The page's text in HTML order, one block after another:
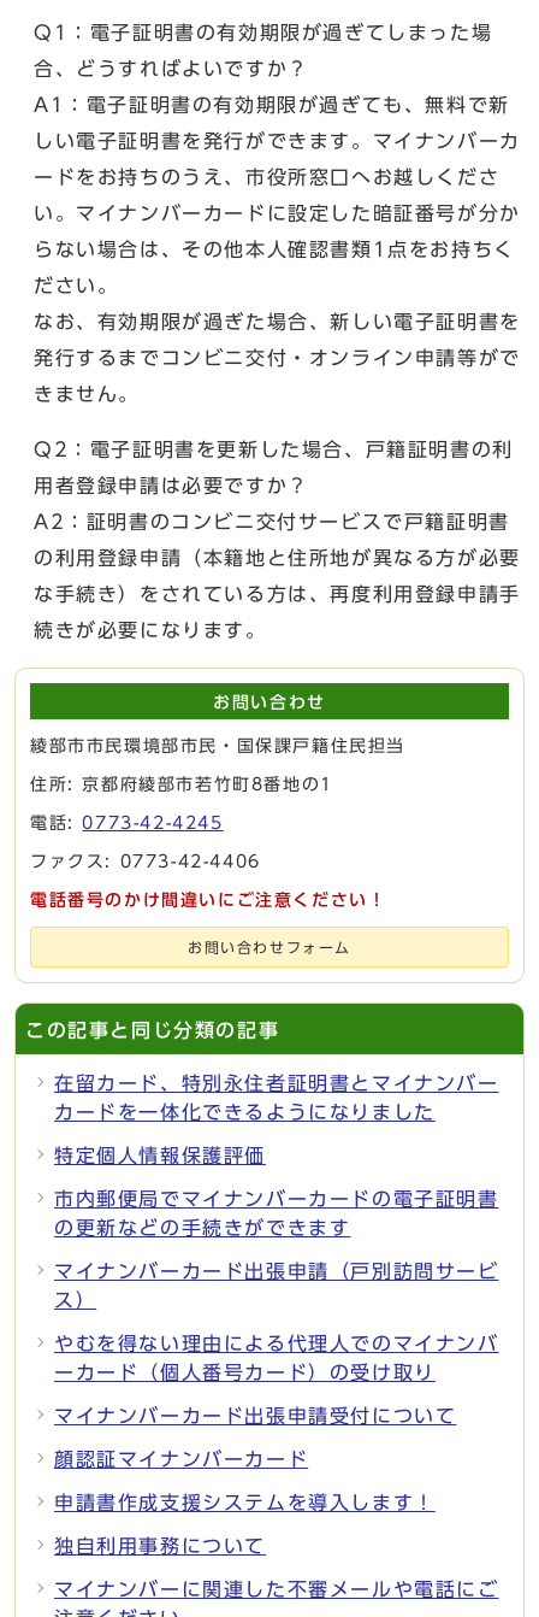
Q1：電子証明書の有効期限が過ぎてしまった場
合、どうすればよいですか？
A1：電子証明書の有効期限が過ぎても、無料で新
しい電子証明書を発行ができます。マイナンバーカ
ードをお持ちのうえ、市役所窓口へお越しくださ
い。マイナンバーカードに設定した暗証番号が分か
らない場合は、その他本人確認書類1点をお持ちく
ださい。
なお、有効期限が過ぎた場合、新しい電子証明書を
発行するまでコンビニ交付・オンライン申請等がで
きません。
Q2：電子証明書を更新した場合、戸籍証明書の利
用者登録申請は必要ですか？
A2：証明書のコンビニ交付サービスで戸籍証明書
の利用登録申請（本籍地と住所地が異なる方が必要
な手続き）をされている方は、再度利用登録申請手
続きが必要になります。
お問い合わせ
綾部市市民環境部市民・国保課戸籍住民担当
住所: 京都府綾部市若竹町8番地の1
電話:0773-42-4245
ファクス: 0773-42-4406
電話番号のかけ間違いにご注意ください！
お問い合わせフォーム
この記事と同じ分類の記事
在留カード、特別永住者証明書とマイナンバー
カードを一体化できるようになりました
特定個人情報保護評価
市内郵便局でマイナンバーカードの電子証明書
の更新などの手続きができます
マイナンバーカード出張申請（戸別訪問サービ
ス）
やむを得ない理由による代理人でのマイナンバ
ーカード（個人番号カード）の受け取り
マイナンバーカード出張申請受付について
顔認証マイナンバーカード
申請書作成支援システムを導入します！
独自利用事務について
マイナンバーに関連した不審メールや電話にご